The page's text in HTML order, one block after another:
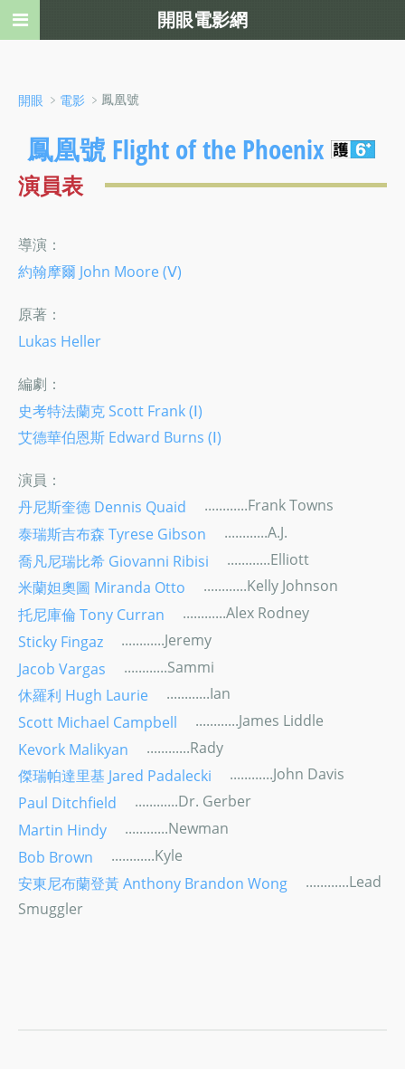
開眼 ﹥ 電影 ﹥鳳凰號
鳳凰號 Flight of the Phoenix
演員表
導演：
約翰摩爾 John Moore (Ⅴ)
原著：
Lukas Heller
編劇：
史考特法蘭克 Scott Frank (Ⅰ)
艾德華伯恩斯 Edward Burns (Ⅰ)
演員：
丹尼斯奎德 Dennis Quaid
............Frank Towns
泰瑞斯吉布森 Tyrese Gibson
............A.J.
喬凡尼瑞比希 Giovanni Ribisi
............Elliott
米蘭妲奧圖 Miranda Otto
............Kelly Johnson
托尼庫倫 Tony Curran
............Alex Rodney
Sticky Fingaz
............Jeremy
Jacob Vargas
............Sammi
休羅利 Hugh Laurie
............Ian
Scott Michael Campbell
............James Liddle
Kevork Malikyan
............Rady
傑瑞帕達里基 Jared Padalecki
............John Davis
Paul Ditchfield
............Dr. Gerber
Martin Hindy
............Newman
Bob Brown
............Kyle
安東尼布蘭登黃 Anthony Brandon Wong
............Lead
Smuggler
開眼電影網